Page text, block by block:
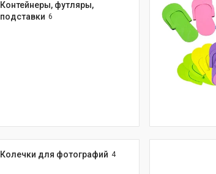
Контейнеры, футляры,
подставки 6
Колечки для фотографий 4